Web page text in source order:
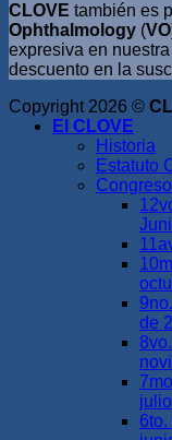
CLOVE también es
Ophthalmology (VO
expresiva en
descuento en la
Copyright 2026 ©
El CLOVE
Historia
Estatuto
de